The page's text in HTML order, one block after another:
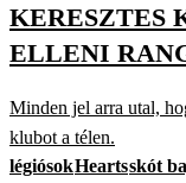
KERESZTES
ELLENI
Minden jel arra utal,
klubot a télen.
légiósokHeartsskót